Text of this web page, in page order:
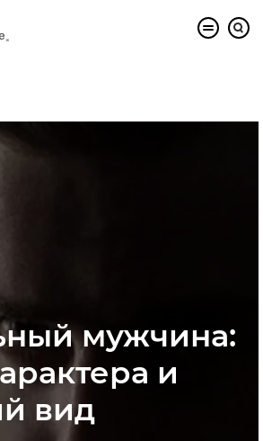
мужчина:
и
вид